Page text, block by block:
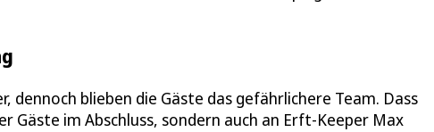
dennoch blieben die Gäste das gefährlichere Team. Dass
Gäste im Abschluss, sondern auch an Erft-Keeper Max